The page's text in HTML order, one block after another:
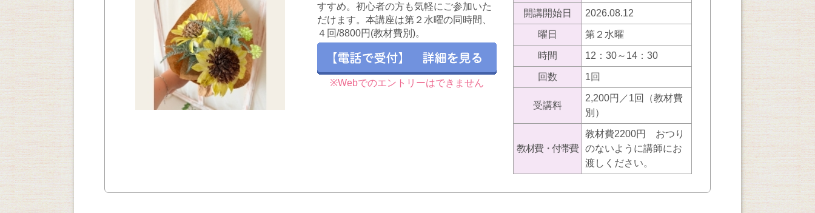
すすめ。初心者の方も気軽にご参加いた
だけます。本講座は第２水曜の同時間、
４回/8800円(教材費別)。
※Webでのエントリーはできません
開講開始日 2026.08.12
曜日 第２水曜
時間 12：30～14：30
回数 1回
受講料
2,200円／1回（教材費
別）
教材費・付帯費
教材費2200円 おつり
のないように講師にお
渡しください。